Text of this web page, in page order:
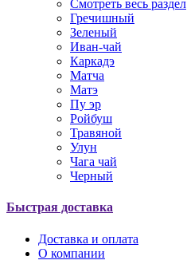
Смотреть весь раздел
Гречишный
Зеленый
Иван-чай
Каркадэ
Матча
Матэ
Пу эр
Ройбуш
Травяной
Улун
Чага чай
Черный
Быстрая доставка
Доставка и оплата
О компании